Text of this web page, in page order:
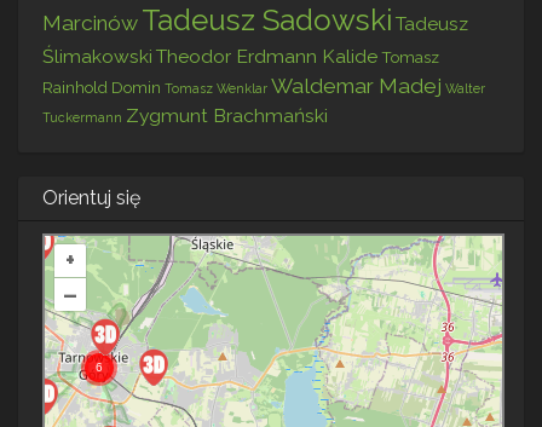
Marcinów Tadeusz Sadowski Tadeusz
Ślimakowski Theodor Erdmann KalideTomasz
Rainhold Domin Tomasz Wenklar Waldemar Madej Walter
Tuckermann Zygmunt Brachmański
Orientuj się
+
–